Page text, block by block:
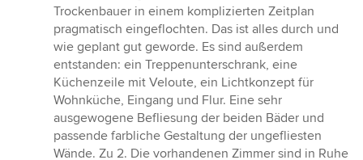
Trockenbauer in einem komplizierten Zeitplan
pragmatisch eingeflochten. Das ist alles durch und
wie geplant gut geworde. Es sind außerdem
entstanden: ein Treppenunterschrank, eine
Küchenzeile mit Veloute, ein Lichtkonzept für
Wohnküche, Eingang und Flur. Eine sehr
ausgewogene Befliesung der beiden Bäder und
passende farbliche Gestaltung der ungefliesten
Wände. Zu 2. Die vorhandenen Zimmer sind in Ruhe